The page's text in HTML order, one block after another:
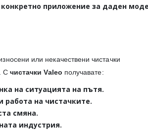
приложение за даден
или некачествени чистачки
С чистачки Valeo получавате:
на ситуацията на пътя.
на чистачките.
смяна.
индустрия.